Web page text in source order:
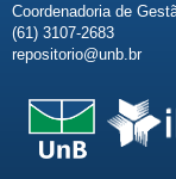
Coordenadoria de
(61) 3107-2683
repositorio@unb.br